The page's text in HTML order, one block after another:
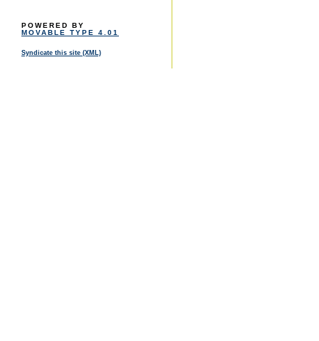
POWERED BY
MOVABLE TYPE 4.01
Syndicate this site (XML)